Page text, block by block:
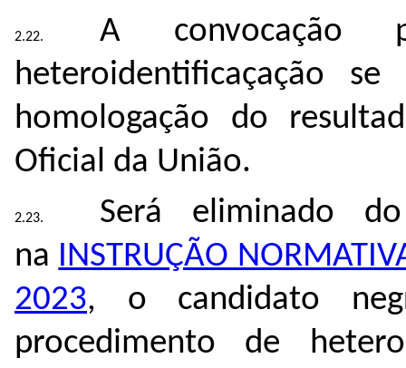
A convocação
heteroidentificaçação
homologação do
Oficial da União.
Será eliminado
na INSTRUÇÃO
2023, o candidato
procedimento de